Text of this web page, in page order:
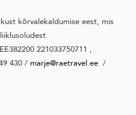
kõrvalekaldumise eest, mis
221033750711 ,
430 / marje@raetravel.ee /